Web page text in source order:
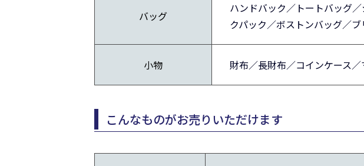
バッグ
ハンドバック／トートバッグ
クパック／ボストンバッグ／
小物 財布／長財布／コインケース
こんなものがお売りいただけます